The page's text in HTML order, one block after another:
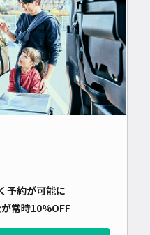
予約が可能に
常時10%OFF